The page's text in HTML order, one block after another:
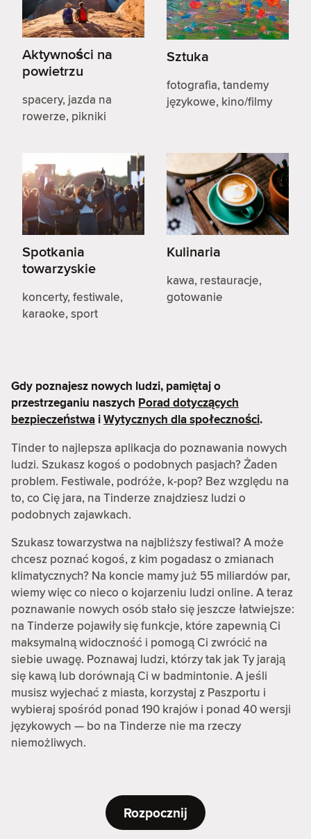
Aktywności na
powietrzu
spacery, jazda na
rowerze, pikniki
Sztuka
fotografia, tandemy
językowe, kino/filmy
Spotkania
towarzyskie
koncerty, festiwale,
karaoke, sport
Kulinaria
kawa, restauracje,
gotowanie
Gdy poznajesz nowych ludzi, pamiętaj o
przestrzeganiu naszych Porad dotyczących
bezpieczeństwa iWytycznych dla społeczności.
Tinder to najlepsza aplikacja do poznawania nowych
ludzi. Szukasz kogoś o podobnych pasjach? Żaden
problem. Festiwale, podróże, k-pop? Bez względu na
to, co Cię jara, na Tinderze znajdziesz ludzi o
podobnych zajawkach.
Szukasz towarzystwa na najbliższy festiwal? A może
chcesz poznać kogoś, z kim pogadasz o zmianach
klimatycznych? Na koncie mamy już 55 miliardów par,
wiemy więc co nieco o kojarzeniu ludzi online. A teraz
poznawanie nowych osób stało się jeszcze łatwiejsze:
na Tinderze pojawiły się funkcje, które zapewnią Ci
maksymalną widoczność i pomogą Ci zwrócić na
siebie uwagę. Poznawaj ludzi, którzy tak jak Ty jarają
się kawą lub dorównają Ci w badmintonie. A jeśli
musisz wyjechać z miasta, korzystaj z Paszportu i
wybieraj spośród ponad 190 krajów i ponad 40 wersji
językowych — bo na Tinderze nie ma rzeczy
niemożliwych.
Rozpocznij